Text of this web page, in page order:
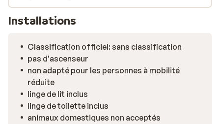
espace de détente et, au rez-de-chaussée, un luxueux
espace de bien-être. Profitez du grand jacuzzi et du
Installations
Classification officiel: sans classification
pas d'ascenseur
non adapté pour les personnes à mobilité
réduite
linge de lit inclus
linge de toilette inclus
animaux domestiques non acceptés